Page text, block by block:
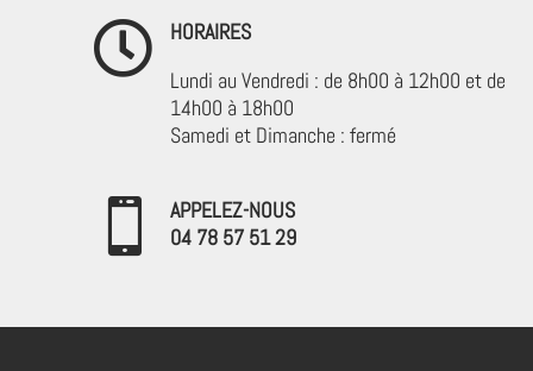

HORAIRES
Lundi au Vendredi : de 8h00 à 12h00 et de
14h00 à 18h00
Samedi et Dimanche : fermé

APPELEZ-NOUS
04 78 57 51 29‬